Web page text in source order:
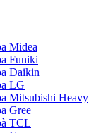
Midea
Funiki
Daikin
LG
Mitsubishi Heavy
Gree
TCL